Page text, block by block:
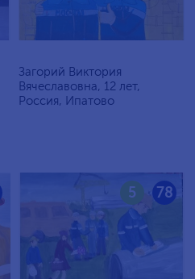
Загорий Виктория
Вячеславовна, 12 лет,
Россия, Ипатово
78
5